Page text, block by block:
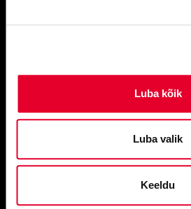
Luba kõik
Luba valik
Keeldu
#operaestonia